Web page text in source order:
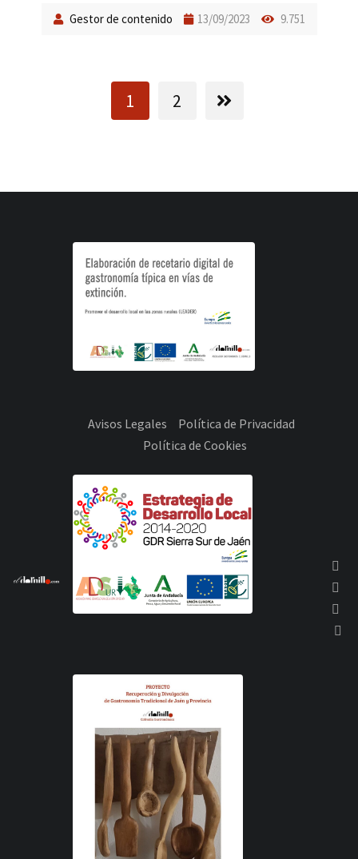
Gestor de contenido 13/09/2023 9.751
1 2
Avisos Legales
Política de Privacidad
Política de Cookies